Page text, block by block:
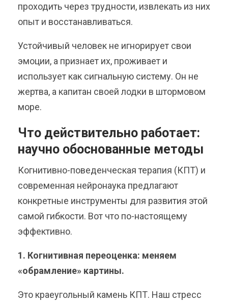
проходить через трудности, извлекать из них
опыт и восстанавливаться.
Устойчивый человек не игнорирует свои
эмоции, а признает их, проживает и
использует как сигнальную систему. Он не
жертва, а капитан своей лодки в штормовом
море.
Что действительно работает:
научно обоснованные методы
Когнитивно-поведенческая терапия (КПТ) и
современная нейронаука предлагают
конкретные инструменты для развития этой
самой гибкости. Вот что по-настоящему
эффективно.
1. Когнитивная переоценка: меняем
«обрамление» картины.
Это краеугольный камень КПТ. Наш стресс